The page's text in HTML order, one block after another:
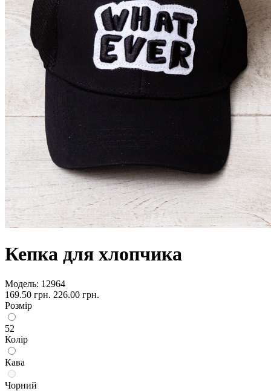
Кепка для хлопчика
Модель: 12964
169.50 грн. 226.00 грн.
Розмір
52
Колір
Кава
Чорний